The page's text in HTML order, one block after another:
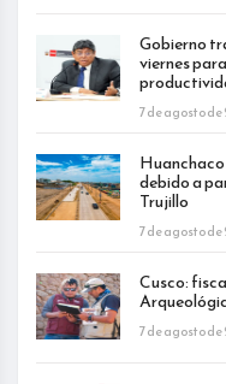
Gobierno
viernes
7 de agosto de
debido a
Trujillo
7 de agosto de
Cusco:
7 de agosto de